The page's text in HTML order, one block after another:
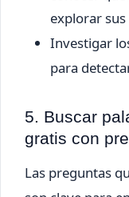
explorar
Investigar
para
5. Buscar
gratis con
Las preguntas